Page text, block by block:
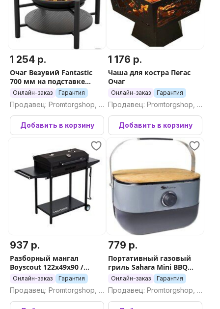
1 254 р.
Очаг Везувий Fantastic
700 мм на подставке
Люкс
Онлайн-заказ Гарантия
Продавец: Promtorgshop, П
ромторгшоп
Добавить в корзину
1 176 р.
Чаша для костра Пегас
Очаг
Онлайн-заказ Гарантия
Продавец: Promtorgshop, П
ромторгшоп
Добавить в корзину
937 р.
Разборный мангал
Boyscout 122x49x90 /
61616
Онлайн-заказ Гарантия
Продавец: Promtorgshop, П
ромторгшоп
779 р.
Портативный газовый
гриль Sahara Mini BBQ
(серый)
Онлайн-заказ Гарантия
Продавец: Promtorgshop, П
ромторгшоп